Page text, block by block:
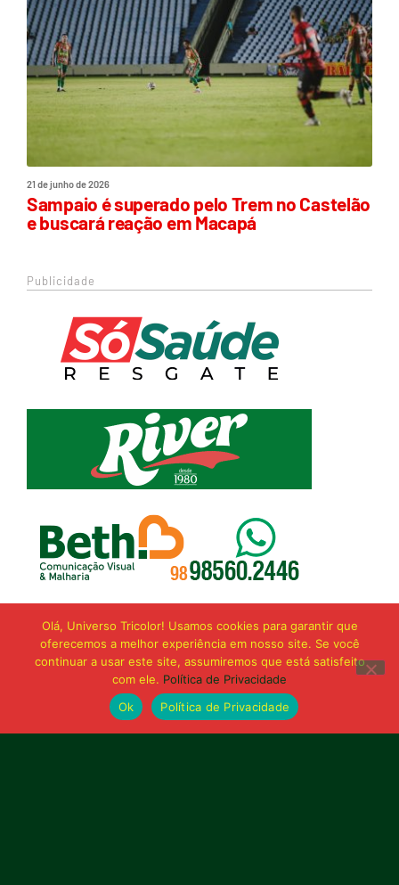
21 de junho de 2026
Sampaio é superado pelo Trem no Castelão
e buscará reação em Macapá
Publicidade
Olá, Universo Tricolor! Usamos cookies para garantir que
oferecemos a melhor experiência em nosso site. Se você
continuar a usar este site, assumiremos que está satisfeito
com ele. Política de Privacidade
Ok
Política de Privacidade